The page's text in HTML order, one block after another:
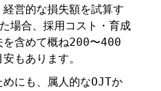
営的な損失額を試算す
場合、採用コスト・育成
を含めて概ね200〜400
もあります。
にも、属人的なOJTか